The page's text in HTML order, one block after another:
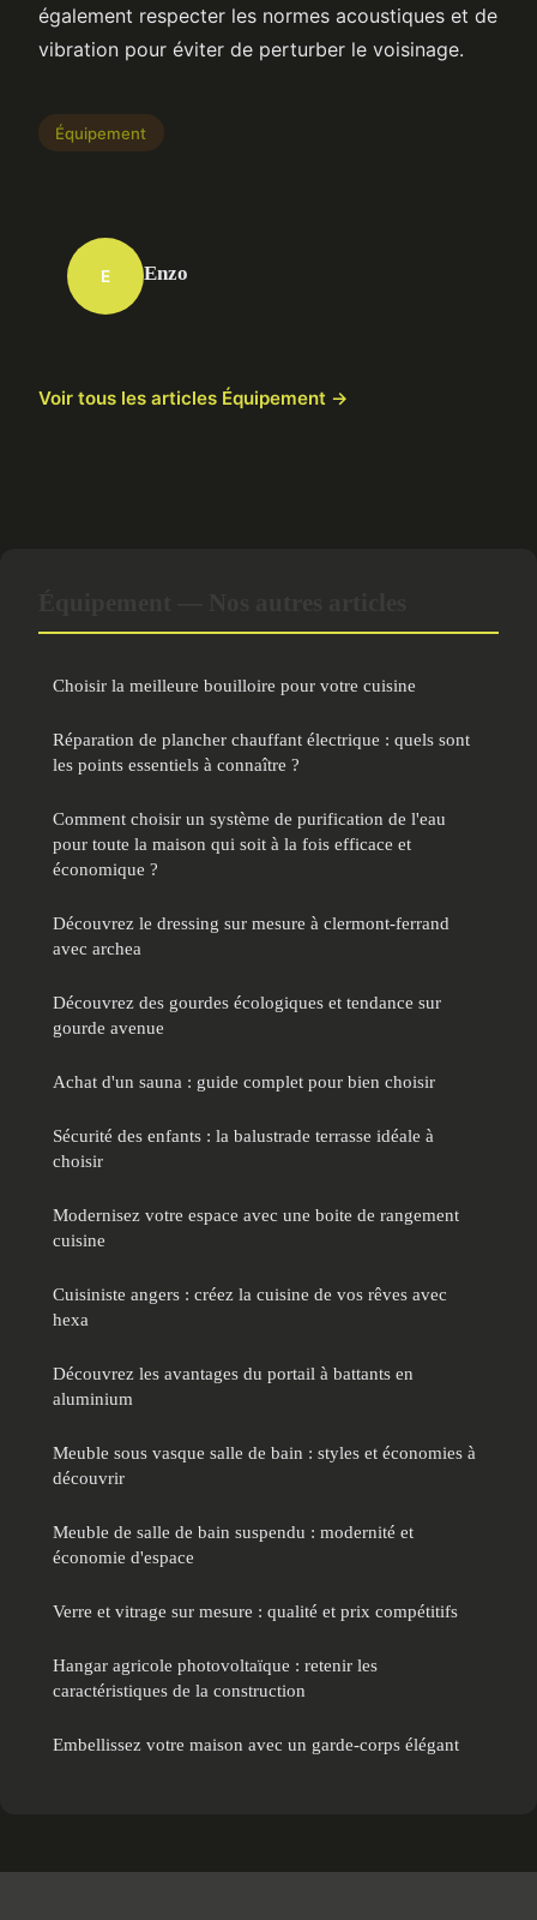
également respecter les normes acoustiques et de
vibration pour éviter de perturber le voisinage.
Équipement
E Enzo
Voir tous les articles Équipement →
Choisir la meilleure bouilloire pour votre cuisine
Réparation de plancher chauffant électrique : quels sont
les points essentiels à connaître ?
Comment choisir un système de purification de l'eau
pour toute la maison qui soit à la fois efficace et
économique ?
Découvrez le dressing sur mesure à clermont-ferrand
avec archea
Découvrez des gourdes écologiques et tendance sur
gourde avenue
Achat d'un sauna : guide complet pour bien choisir
Sécurité des enfants : la balustrade terrasse idéale à
choisir
Modernisez votre espace avec une boite de rangement
cuisine
Cuisiniste angers : créez la cuisine de vos rêves avec
hexa
Découvrez les avantages du portail à battants en
aluminium
Meuble sous vasque salle de bain : styles et économies à
découvrir
Meuble de salle de bain suspendu : modernité et
économie d'espace
Verre et vitrage sur mesure : qualité et prix compétitifs
Hangar agricole photovoltaïque : retenir les
caractéristiques de la construction
Embellissez votre maison avec un garde-corps élégant